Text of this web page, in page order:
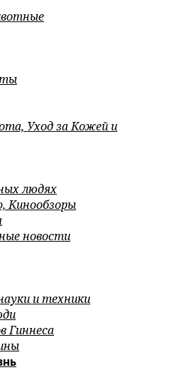
Уход за Кожей и
людях
Кинообзоры
новости
и техники
Гиннеса